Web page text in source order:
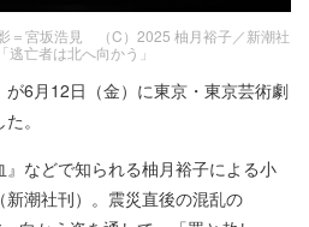
＝宮坂浩見 （C）2025 柚月裕子／新潮社
逃亡者は北へ向かう」
6月12日（金）に東京・東京芸術劇
。
などで知られる柚月裕子による小
潮社刊）。震災直後の混乱の